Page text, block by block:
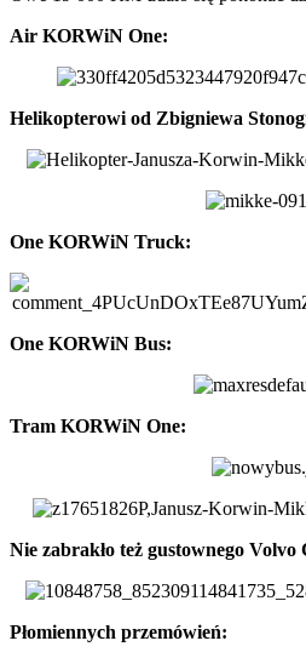
Air KORWiN One:
Helikopterowi od Zbigniewa
One KORWiN Truck:
One KORWiN Bus:
Tram KORWiN One:
Nie zabrakło też gustownego
Płomiennych przemówień: